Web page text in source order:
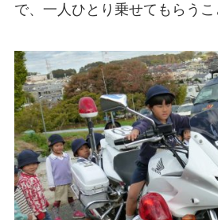
で、一人ひとり乗せてもらうこ